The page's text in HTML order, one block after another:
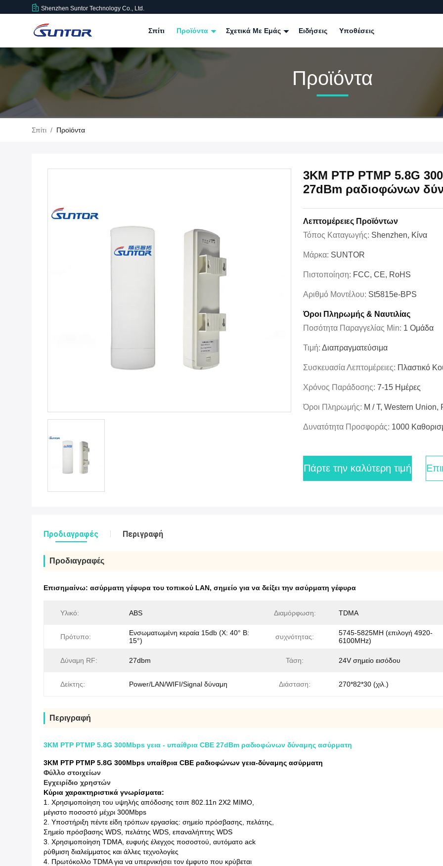
Shenzhen Suntor Technology Co., Ltd.
Σπίτι Προϊόντα Σχετικά Με Εμάς Ειδήσεις Υποθέσεις
Προϊόντα
Σπίτι / Προϊόντα
3KM PTP PTMP 5.8G
27dBm ραδιοφώνων
Λεπτομέρειες Προϊόντων
Τόπος Καταγωγής: Shenzhen, Κίνα
Μάρκα: SUNTOR
Πιστοποίηση: FCC, CE, RoHS
Αριθμό Μοντέλου: St5815e-BPS
Όροι Πληρωμής & Ναυτιλίας
Ποσότητα Παραγγελίας Min: 1 Ομάδα
Τιμή: Διαπραγματεύσιμα
Συσκευασία Λεπτομέρειες: Πλαστικό
Χρόνος Παράδοσης: 7-15 Ημέρες
Όροι Πληρωμής: Μ / Τ, Western Union,
Δυνατότητα Προσφοράς: 1000
Πάρτε την καλύτερη τιμή
Προδιαγραφές Περιγραφή
Προδιαγραφές
Επισημαίνω: ασύρματη γέφυρα του τοπικού LAN, σημείο για να δείξει την ασύρματη γέφυρα
Υλικό: ABS Διαμόρφωση: TDMA
Πρότυπο:
Ενσωματωμένη κεραία 15db (Χ: 40° Β:
15°)
συχνότητας:
5745-5825MH (επιλογή 4920-
6100MHz)
Δύναμη RF: 27dbm Τάση: 24V σημείο εισόδου
Δείκτης: Power/LAN/WIFI/Signal δύναμη Διάσταση: 270*82*30 (χιλ.)
Περιγραφή
3KM PTP PTMP 5.8G 300Mbps γεια - υπαίθρια CBE 27dBm ραδιοφώνων δύναμης ασύρματη
3KM PTP PTMP 5.8G 300Mbps υπαίθρια CBE ραδιοφώνων γεια-δύναμης ασύρματη
Φύλλο στοιχείων
Εγχειρίδιο χρηστών
Κύρια χαρακτηριστικά γνωρίσματα:
1. Χρησιμοποίηση του υψηλής απόδοσης τσιπ 802.11n 2X2 MIMO,
μέγιστο ποσοστό μέχρι 300Mbps
2. Υποστήριξη πέντε είδη τρόπων εργασίας: σημείο πρόσβασης, πελάτης,
Σημείο πρόσβασης WDS, πελάτης WDS, επαναλήπτης WDS
3. Χρησιμοποίηση TDMA, ευφυής έλεγχος ποσοστού, αυτόματο ack
ρύθμιση διαλείμματος και άλλες τεχνολογίες
4. Πρωτόκολλο TDMA για να υπερνικήσει τον έμφυτο που κρύβεται